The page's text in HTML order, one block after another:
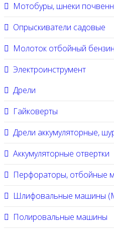
Мотобуры, шнеки
Опрыскиватели садовые
Молоток отбойный
Электроинструмент
Дрели
Гайковерты
Дрели аккумуляторные,
Аккумуляторные отвертки
Перфораторы, отбойные
Шлифовальные
Полировальные машины